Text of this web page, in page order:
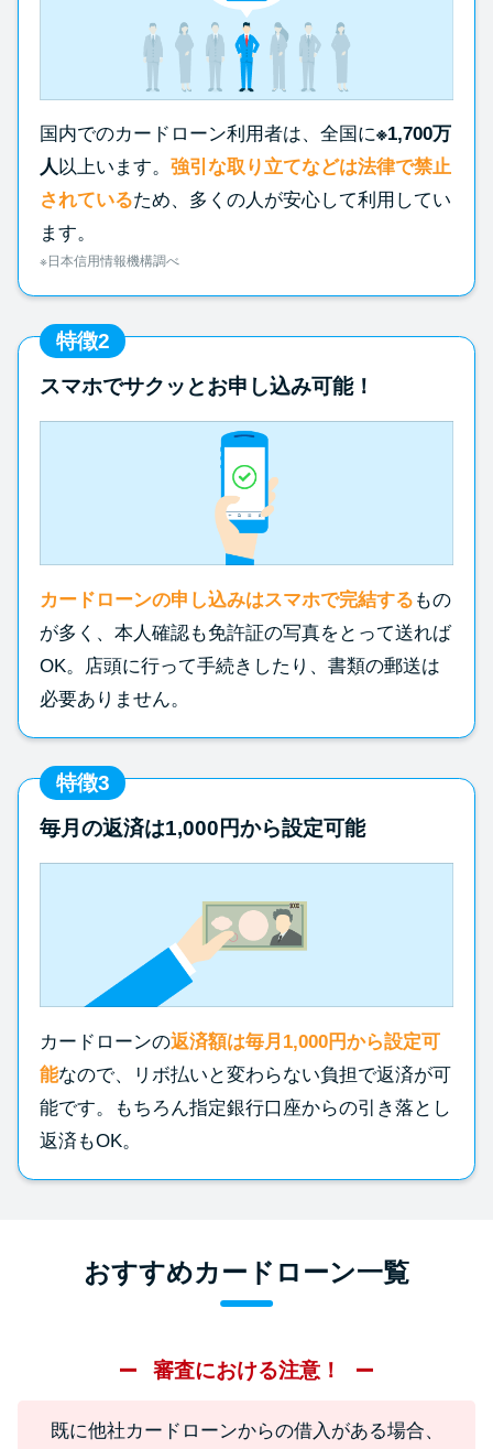
国内でのカードローン利用者は、全国に※1,700万
人以上います。強引な取り立てなどは法律で禁止
されているため、多くの人が安心して利用してい
ます。
※日本信用情報機構調べ
特徴2
スマホでサクッとお申し込み可能！
カードローンの申し込みはスマホで完結する もの
が多く、本人確認も免許証の写真をとって送れば
OK。店頭に行って手続きしたり、書類の郵送は
必要ありません。
特徴3
毎月の返済は1,000円から設定可能
カードローンの返済額は毎月1,000円から設定可
能なので、リボ払いと変わらない負担で返済が可
能です。もちろん指定銀行口座からの引き落とし
返済もOK。
おすすめカードローン一覧
審査における注意！
既に他社カードローンからの借入がある場合、